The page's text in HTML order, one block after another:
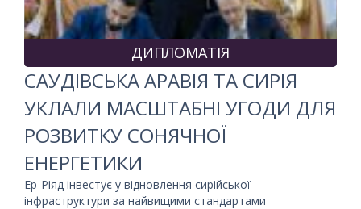
ДИПЛОМАТІЯ
САУДІВСЬКА АРАВІЯ ТА СИРІЯ
УКЛАЛИ МАСШТАБНІ УГОДИ ДЛЯ
РОЗВИТКУ СОНЯЧНОЇ
ЕНЕРГЕТИКИ
Ер-Ріяд інвестує у відновлення сирійської
інфраструктури за найвищими стандартами